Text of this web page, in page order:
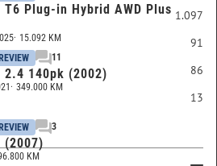
1.097
91
86
13
T6 Plug-in Hybrid AWD Plus
15.092 KM
11
2.4 140pk (2002)
349.000 KM
3
(2007)
KM